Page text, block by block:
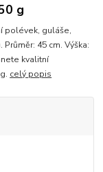
g
polévek, guláše,
45 cm. Výška:
kvalitní
celý popis